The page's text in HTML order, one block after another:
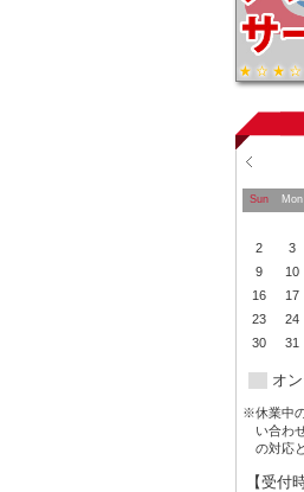
Sun Mon
2
3
9
10
16
17
23
24
30
31
オ
※休業中
い合わ
の対応
【受付